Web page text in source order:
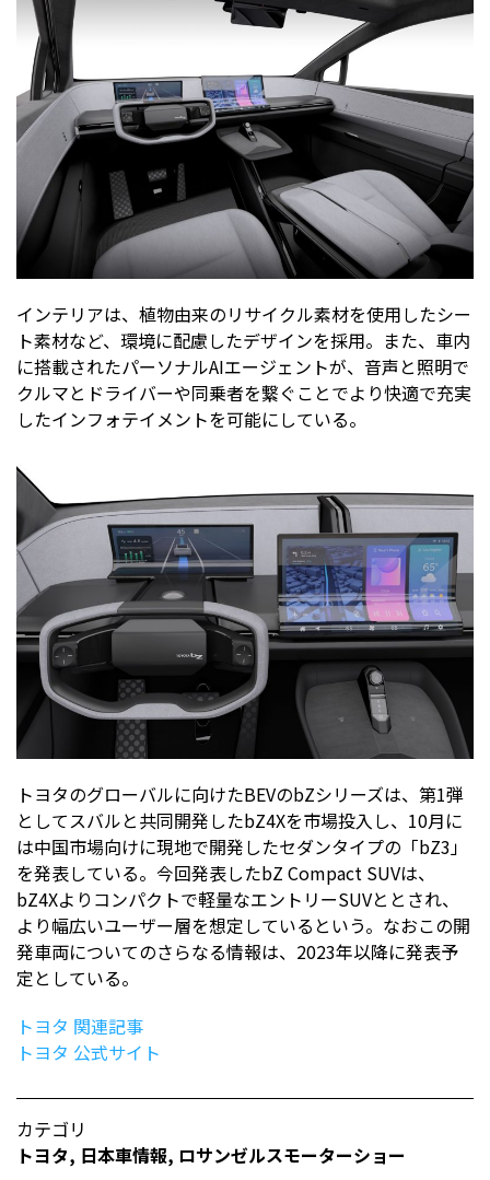
インテリアは、植物由来のリサイクル素材を使用したシー
ト素材など、環境に配慮したデザインを採用。また、車内
に搭載されたパーソナルAIエージェントが、音声と照明で
クルマとドライバーや同乗者を繋ぐことでより快適で充実
したインフォテイメントを可能にしている。
トヨタのグローバルに向けたBEVのbZシリーズは、第1弾
としてスバルと共同開発したbZ4Xを市場投入し、10月に
は中国市場向けに現地で開発したセダンタイプの「bZ3」
を発表している。今回発表したbZ Compact SUVは、
bZ4Xよりコンパクトで軽量なエントリーSUVととされ、
より幅広いユーザー層を想定しているという。なおこの開
発車両についてのさらなる情報は、2023年以降に発表予
定としている。
トヨタ 関連記事
トヨタ 公式サイト
カテゴリ
トヨタ, 日本車情報​, ロサンゼルスモーターショー